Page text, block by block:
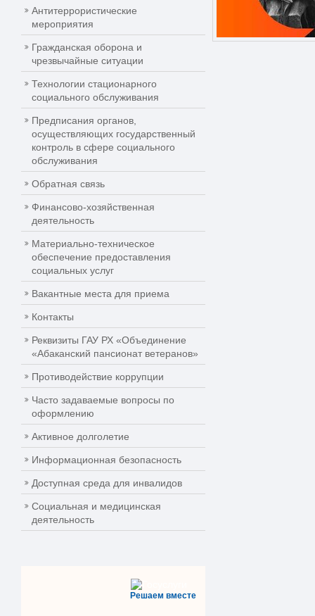
Антитеррористические
мероприятия
Гражданская оборона и
чрезвычайные ситуации
Технологии стационарного
социального обслуживания
Предписания органов,
осуществляющих государственный
контроль в сфере социального
обслуживания
Обратная связь
Финансово-хозяйственная
деятельность
Материально-техническое
обеспечение предоставления
социальных услуг
Вакантные места для приема
Контакты
Реквизиты ГАУ РХ «Объединение
«Абаканский пансионат ветеранов»
Противодействие коррупции
Часто задаваемые вопросы по
оформлению
Активное долголетие
Информационная безопасность
Доступная среда для инвалидов
Социальная и медицинская
деятельность
Решаем вместе